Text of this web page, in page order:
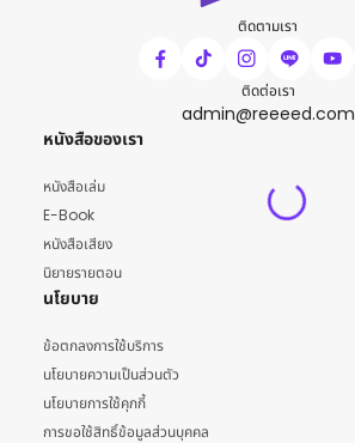
ติดตามเรา
ติดต่อเรา
admin@reeeed.com
หนังสือของเรา
หนังสือเล่ม
E-Book
หนังสือเสียง
นิยายรายตอน
นโยบาย
ข้อตกลงการใช้บริการ
นโยบายความเป็นส่วนตัว
นโยบายการใช้คุกกี้
การขอใช้สิทธิ์ข้อมูลส่วนบุคคล